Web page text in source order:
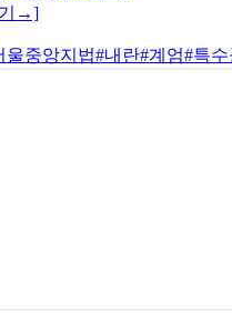
기→]
울중앙지법#내란#계엄#특